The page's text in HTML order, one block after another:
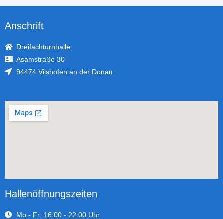
Anschrift
Dreifachturnhalle
Asamstraße 30
94474 Vilshofen an der Donau
Hallenöffnungszeiten
Mo - Fr: 16:00 - 22:00 Uhr